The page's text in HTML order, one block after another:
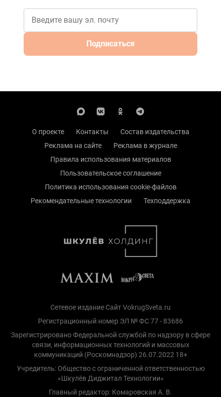
Подписаться
О проекте Контакты
Состав издательства
Реклама на сайте
Реклама в журнале
Правила использования материалов
Пользовательское соглашение
Политика использования cookie-файлов
Рекомендательные технологии
Техподдержка
Сетевое издание Сайт VokrugSveta.ru
Регистрационный номер ЭЛ № ФС 77 - 83686
Зарегистрировано Федеральной службой по надзору в сфере
связи, информационных технологий и массовых
коммуникаций (Роскомнадзор) 26.07.2022 18+
Учредитель: Общество с ограниченной ответственностью
«Шкулёв Диджитал Технологии»
Главный редактор: Комаровская А. В.